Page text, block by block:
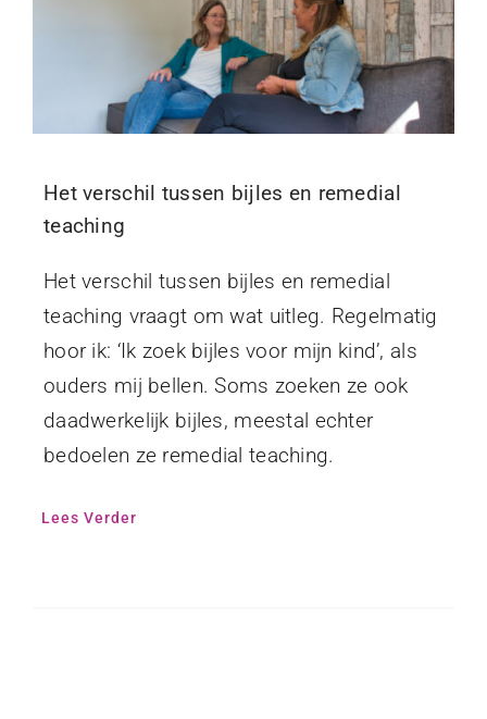
Het verschil tussen bijles en remedial
teaching
Het verschil tussen bijles en remedial
teaching vraagt om wat uitleg. Regelmatig
hoor ik: ‘Ik zoek bijles voor mijn kind’, als
ouders mij bellen. Soms zoeken ze ook
daadwerkelijk bijles, meestal echter
bedoelen ze remedial teaching.
Lees Verder